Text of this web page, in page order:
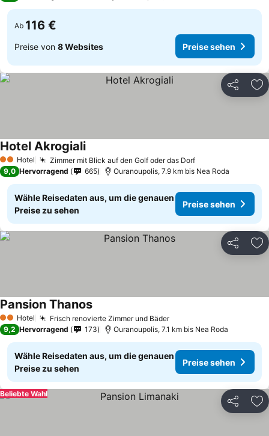
Ab 116 €
Preise von 8 Websites Preise sehen
Teilen
2 Sterne
Hotel Zimmer mit Blick auf den Golf oder das Dorf
Hotel Akrogiali
9,0 Hervorragend 665 Ouranoupolis, 7.9 km bis Nea Roda
Wähle Reisedaten aus, um die genauen
Preise zu sehen
Preise sehen
Teilen
2 Sterne
Hotel Frisch renovierte Zimmer und Bäder
Pansion Thanos
9,2 Hervorragend 173 Ouranoupolis, 7.1 km bis Nea Roda
Wähle Reisedaten aus, um die genauen
Preise zu sehen
Preise sehen
Teilen
Beliebte Wahl